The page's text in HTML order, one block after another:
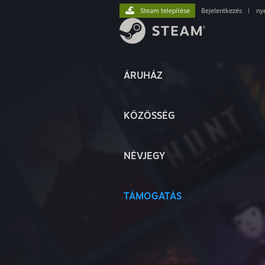
ÁRUHÁZ
KÖZÖSSÉG
NÉVJEGY
TÁMOGATÁS
Steam telepítése Bejelentkezés